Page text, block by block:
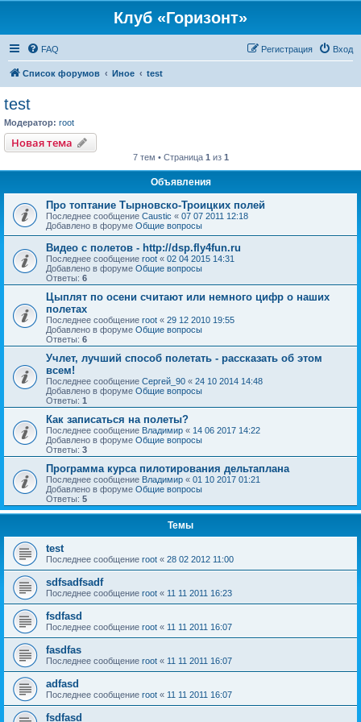
Клуб «Горизонт»
FAQ Вход
Регистрация
Список форумов Иное test
test
Модератор: root
Новая тема
7 тем • Страница 1 из 1
Объявления
Про топтание Тырновско-Троицких полей
Последнее сообщение Caustic « 07 07 2011 12:18
Добавлено в форуме Общие вопросы
Видео с полетов - http://dsp.fly4fun.ru
Последнее сообщение root « 02 04 2015 14:31
Добавлено в форуме Общие вопросы
Ответы: 6
Цыплят по осени считают или немного цифр о наших
полетах
Последнее сообщение root « 29 12 2010 19:55
Добавлено в форуме Общие вопросы
Ответы: 6
Учлет, лучший способ полетать - рассказать об этом
всем!
Последнее сообщение Сергей_90 « 24 10 2014 14:48
Добавлено в форуме Общие вопросы
Ответы: 1
Как записаться на полеты?
Последнее сообщение Владимир « 14 06 2017 14:22
Добавлено в форуме Общие вопросы
Ответы: 3
Программа курса пилотирования дельтаплана
Последнее сообщение Владимир « 01 10 2017 01:21
Добавлено в форуме Общие вопросы
Ответы: 5
Темы
test
Последнее сообщение root « 28 02 2012 11:00
sdfsadfsadf
Последнее сообщение root « 11 11 2011 16:23
fsdfasd
Последнее сообщение root « 11 11 2011 16:07
fasdfas
Последнее сообщение root « 11 11 2011 16:07
adfasd
Последнее сообщение root « 11 11 2011 16:07
fsdfasd